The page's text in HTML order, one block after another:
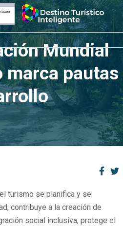
Mundial
marca pautas
turismo se planifica y se
contribuye a la creación de
social inclusiva, protege el